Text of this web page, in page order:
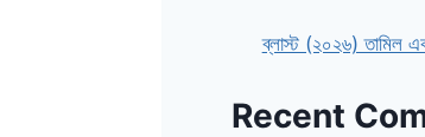
ব্লাস্ট (২০২৬) তামিল
Recent